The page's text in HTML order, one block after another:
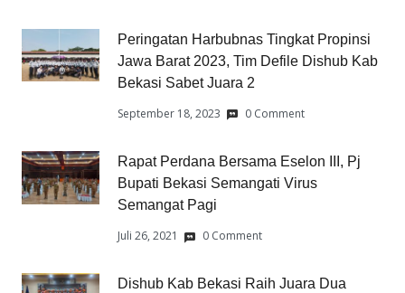
Peringatan Harbubnas Tingkat Propinsi
Jawa Barat 2023, Tim Defile Dishub Kab
Bekasi Sabet Juara 2
September 18, 2023 0 Comment
Rapat Perdana Bersama Eselon III, Pj
Bupati Bekasi Semangati Virus
Semangat Pagi
Juli 26, 2021 0 Comment
Dishub Kab Bekasi Raih Juara Dua